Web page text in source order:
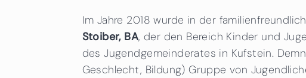
Im Jahre 2018 wurde in der
Stoiber, BA, der den Bereich Kinder und
des Jugendgemeinderates in Kufstein.
Geschlecht, Bildung) Gruppe von